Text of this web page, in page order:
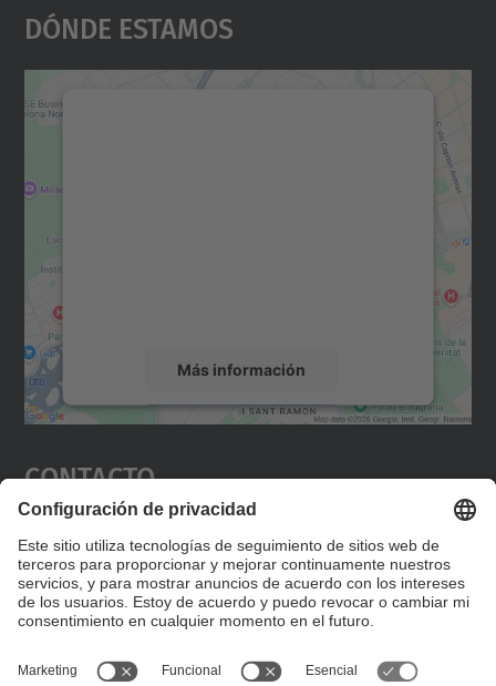
Dónde Estamos
Más información
Aceptar
powered by
Contacto
Editad en la página "Contacto personalizado", que
encontraréis en la raíz de español, vuestros datos
personalizados de contacto.
Formulario de contacto